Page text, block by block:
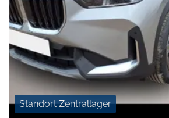
Standort Zentrallager